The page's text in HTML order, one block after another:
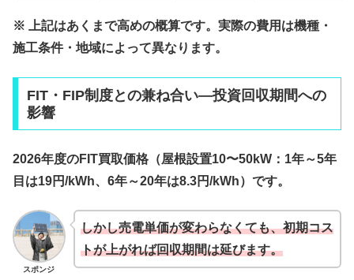
※ 上記はあくまで高めの概算です。実際の費用は機種・
施工条件・地域によって異なります。
FIT・FIP制度との兼ね合い—投資回収期間への
影響
2026年度のFIT買取価格（屋根設置10〜50kW：1年～5年
目は19円/kWh、6年～20年は8.3円/kWh）です。
スポンジ
しかし売電単価が変わらなくても、初期コス
トが上がれば回収期間は延びます。